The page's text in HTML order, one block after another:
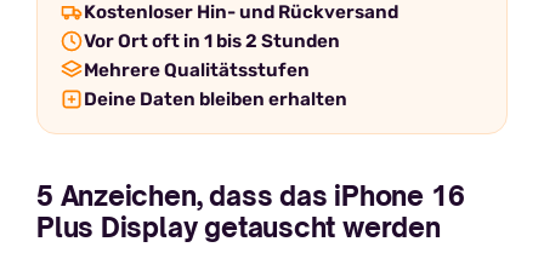
Kostenloser Hin- und Rückversand
Vor Ort oft in 1 bis 2 Stunden
Mehrere Qualitätsstufen
Deine Daten bleiben erhalten
5 Anzeichen, dass das iPhone 16
Plus Display getauscht werden